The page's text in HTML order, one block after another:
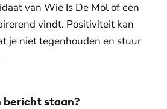
van Wie Is De Mol of een
vindt. Positiviteit kan
je niet tegenhouden en stuur
bericht staan?